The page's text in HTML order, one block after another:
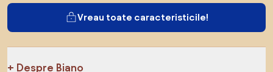
Vreau toate caracteristicile!
Despre Biano